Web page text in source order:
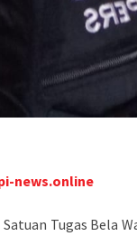
news.online
Tugas Bela